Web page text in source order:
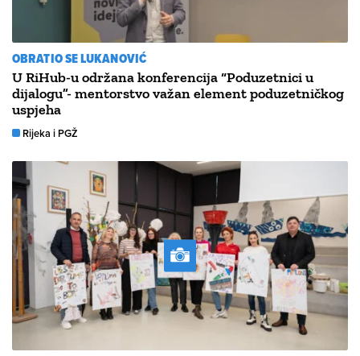
OBRATIO SE LUKANOVIĆ
U RiHub-u održana konferencija “Poduzetnici u
dijalogu”- mentorstvo važan element poduzetničkog
uspjeha
Rijeka i PGŽ